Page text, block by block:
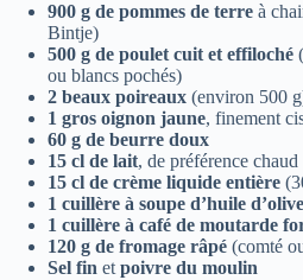
900 g de pommes de terre à
Bintje)
500 g de poulet cuit et effiloché
ou blancs pochés)
2 beaux poireaux (environ 500
1 gros oignon jaune, finement
60 g de beurre doux
15 cl de lait, de préférence chaud
15 cl de crème liquide entière
1 cuillère à soupe d’huile d’olive
1 cuillère à café de moutarde
120 g de fromage râpé (comté
Sel fin et poivre du moulin